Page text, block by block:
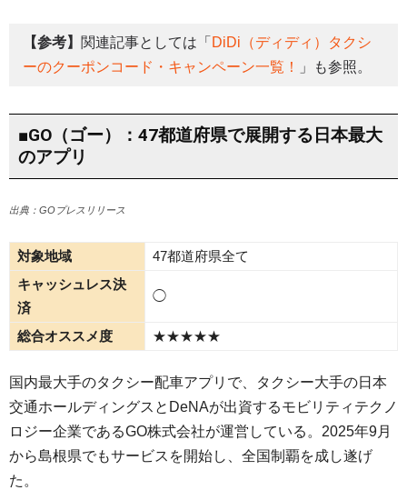
【参考】 関連記事としては「 DiDi（ディディ）タクシ
ーのクーポンコード・キャンペーン一覧！
」も参照。
■GO（ゴー）：47都道府県で展開する日本最大
のアプリ
出典：GOプレスリリース
対象地域
47都道府県全て
キャッシュレス決
済
◯
総合オススメ度 ★★★★★
国内最大手のタクシー配車アプリで、タクシー大手の日本
交通ホールディングスとDeNAが出資するモビリティテクノ
ロジー企業であるGO株式会社が運営している。2025年9月
から島根県でもサービスを開始し、全国制覇を成し遂げ
た。